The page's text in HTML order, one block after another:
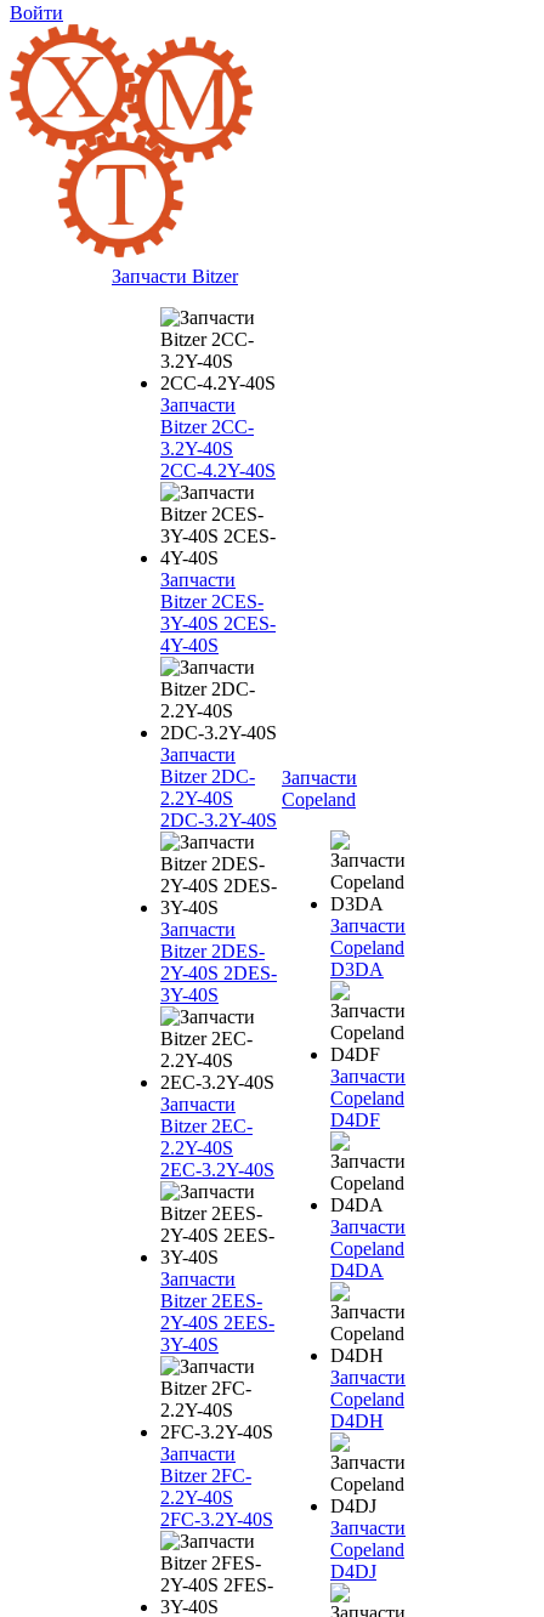
Войти
Запчасти Bitzer
Запчасти
Bitzer 2CC-
3.2Y-40S
2CC-4.2Y-40S
Запчасти
Bitzer 2CES-
3Y-40S 2CES-
4Y-40S
Запчасти
Bitzer 2DC-
2.2Y-40S
2DC-3.2Y-40S
Запчасти
Bitzer 2DES-
2Y-40S 2DES-
3Y-40S
Запчасти
Bitzer 2EC-
2.2Y-40S
2EC-3.2Y-40S
Запчасти
Bitzer 2EES-
2Y-40S 2EES-
3Y-40S
Запчасти
Bitzer 2FC-
2.2Y-40S
2FC-3.2Y-40S
Запчасти
Copeland
Запчасти
Copeland
D3DA
Запчасти
Copeland
D4DF
Запчасти
Copeland
D4DA
Запчасти
Copeland
D4DH
Запчасти
Copeland
D4DJ